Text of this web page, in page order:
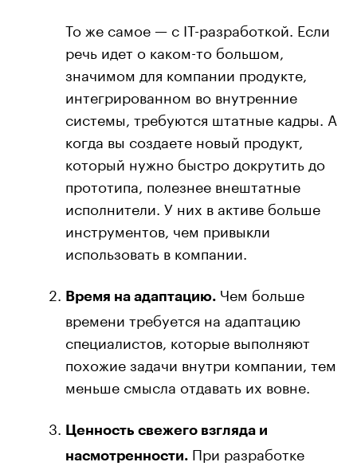
То же самое — с IT-разработкой. Если
речь идет о каком-то большом,
значимом для компании продукте,
интегрированном во внутренние
системы, требуются штатные кадры. А
когда вы создаете новый продукт,
который нужно быстро докрутить до
прототипа, полезнее внештатные
исполнители. У них в активе больше
инструментов, чем привыкли
использовать в компании.
Время на адаптацию. Чем больше
времени требуется на адаптацию
специалистов, которые выполняют
похожие задачи внутри компании, тем
меньше смысла отдавать их вовне.
Ценность свежего взгляда и
насмотренности. При разработке